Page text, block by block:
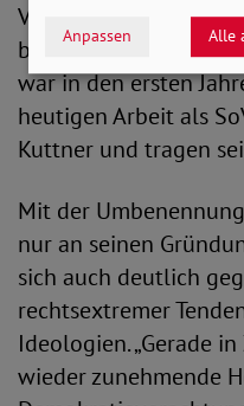
Versorgungslage der
beschloss er unseren
war in den ersten
heutigen Arbeit als
Kuttner und tragen
Mit der
nur an seinen
sich auch deutlich
rechtsextremer
Ideologien. „Gerade
wieder zunehmende
Anpassen Alle